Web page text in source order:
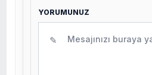
YORUMUNUZ
✎